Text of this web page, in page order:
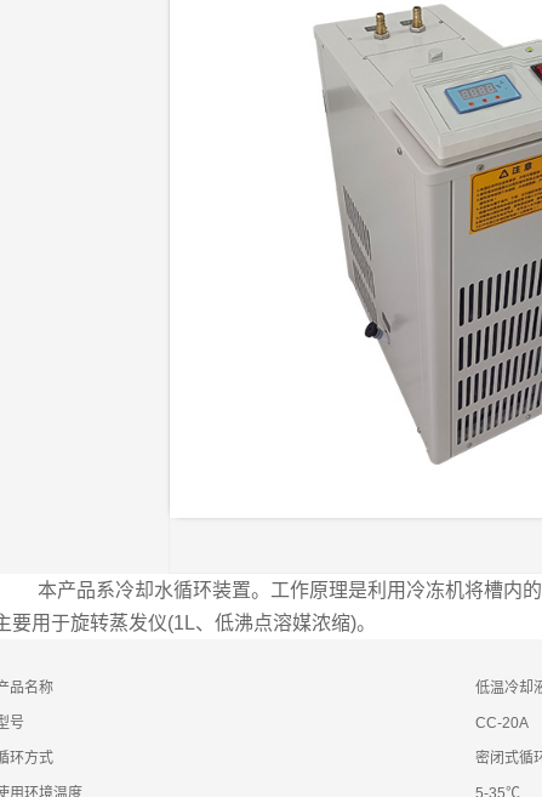
本产品系冷却水循环装置。工作原理是利用冷冻机将槽内
要用于旋转蒸发仪(1L、低沸点溶媒浓缩)。
品名称 低温冷却
号 CC-20A
环方式 密闭式循
用环境温度 5-35℃